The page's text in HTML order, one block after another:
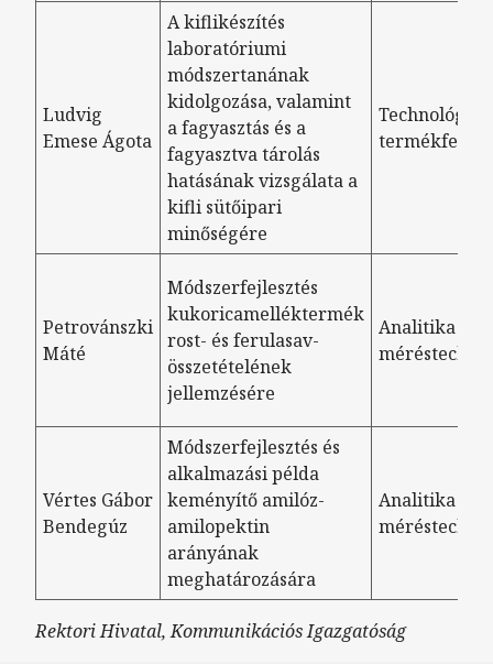
Ludvig
Emese Ágota
A kiflikészítés
laboratóriumi
módszertanának
kidolgozása, valamint
a fagyasztás és a
fagyasztva tárolás
hatásának vizsgálata a
kifli sütőipari
minőségére
Technológia-
Petrovánszki
Máté
Módszerfejlesztés
kukoricamelléktermék
rost- és ferulasav-
összetételének
jellemzésére
Analitika és
Vértes Gábor
Bendegúz
Módszerfejlesztés és
alkalmazási példa
keményítő amilóz-
amilopektin
arányának
meghatározására
Analitika és
Rektori Hivatal, Kommunikációs Igazgatóság